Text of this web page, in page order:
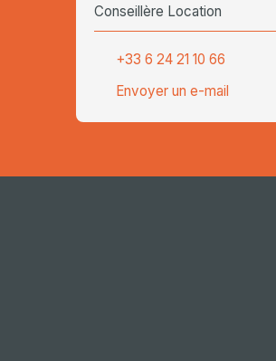
Conseillère Location
+33 6 24 21 10 66
Envoyer un e-mail